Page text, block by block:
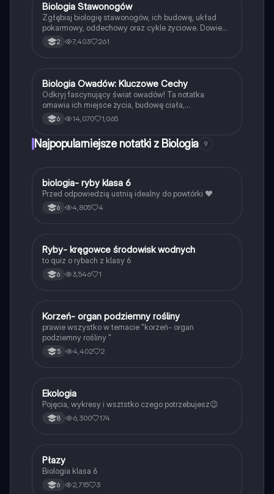
Biologia
Biologia Stawonogów
Zgłębiaj biologię stawonogów, ich budowę, układ
pokarmowy, oddechowy oraz cykle życiowe. Dowiedz
się o różnorodności owadów, pajęczaków i
skorupiaków, ich funkcjach w ekosystemie oraz
2 7,403 261
Biologia
Biologia Owadów: Kluczowe Cechy
Odkryj fascynujący świat owadów! Ta notatka
omawia ich miejsce życia, budowę ciała,
różnorodność aparatów gębowych oraz znaczenie w
ekosystemie. Idealna dla uczniów klasy 6, zawiera
kluczowe informacje o owadach lądowych i ich rolach
w przyrodzie.
6 14,070 1,065
Najpopularniejsze notatki z Biologia 9
BBiologia
biologia- ryby klasa 6
Przed odpowiedzią ustnią idealny do powtórki ❤️
6 4,805 4
RBiologia
Ryby- kręgowce środowisk wodnych
to quiz o rybach z klasy 6
6 3,546 1
KBiologia
Korzeń- organ podziemny rośliny
prawie wszystko w temacie "korzeń- organ
podziemny rośliny "
5 4,402 2
Biologia
Ekologia
Pojęcia, wykresy i wsztstko czego potrzebujesz😉
8 6,300 174
PBiologia
Płazy
Biologia klasa 6
6 2,715 3